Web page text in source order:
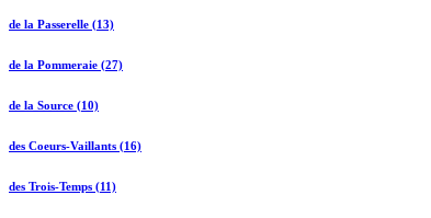
de la Passerelle (13)
de la Pommeraie (27)
de la Source (10)
des Coeurs-Vaillants (16)
des Trois-Temps (11)